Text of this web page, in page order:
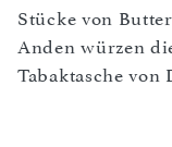
Stücke von
Anden würzen
Tabaktasche von